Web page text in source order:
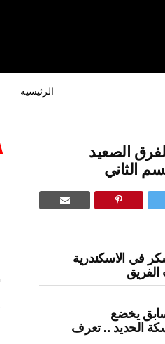
الرئيسيه
الصعيد
في الاسكندرية
يخضع
الحديد .. تعرف